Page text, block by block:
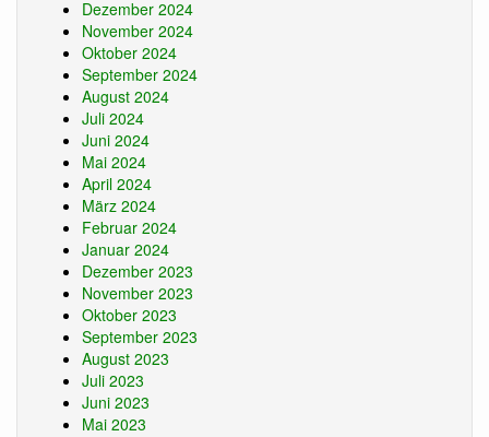
Dezember 2024
November 2024
Oktober 2024
September 2024
August 2024
Juli 2024
Juni 2024
Mai 2024
April 2024
März 2024
Februar 2024
Januar 2024
Dezember 2023
November 2023
Oktober 2023
September 2023
August 2023
Juli 2023
Juni 2023
Mai 2023